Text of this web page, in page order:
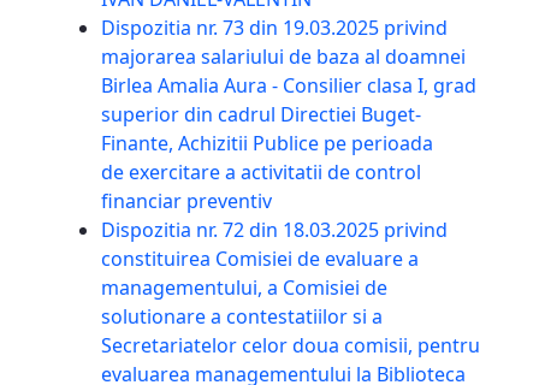
Dispozitia nr. 73 din 19.03.2025 privind
majorarea salariului de baza al doamnei
Birlea Amalia Aura - Consilier clasa I, grad
superior din cadrul Directiei Buget-
Finante, Achizitii Publice pe perioada
de exercitare a activitatii de control
financiar preventiv
Dispozitia nr. 72 din 18.03.2025 privind
constituirea Comisiei de evaluare a
managementului, a Comisiei de
solutionare a contestatiilor si a
Secretariatelor celor doua comisii, pentru
evaluarea managementului la Biblioteca